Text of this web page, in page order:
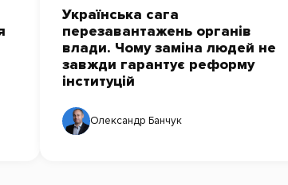
Українська сага
перезавантажень органів
влади. Чому заміна людей не
завжди гарантує реформу
інституцій
Олександр Банчук